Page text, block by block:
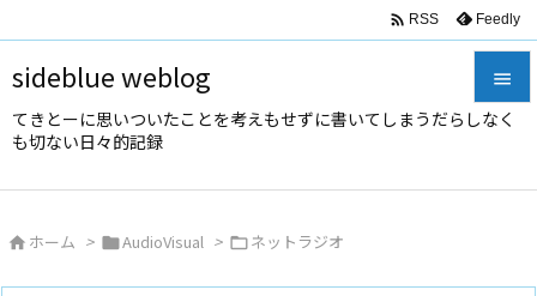
sideblue weblog
てきとーに思いついたことを考えもせずに書いてしまうだらしなく
も切ない日々的記録



 RSS Feedly
 ホーム > AudioVisual > ネットラジオ